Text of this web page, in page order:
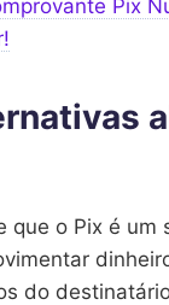
Pix
que o Pix é um
do